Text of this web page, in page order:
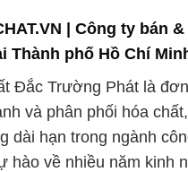
| Công ty bán
Thành phố Hồ Chí
Đắc Trường Phát là
và phân phối hóa
dài hạn trong ngành
hào về nhiều năm kinh